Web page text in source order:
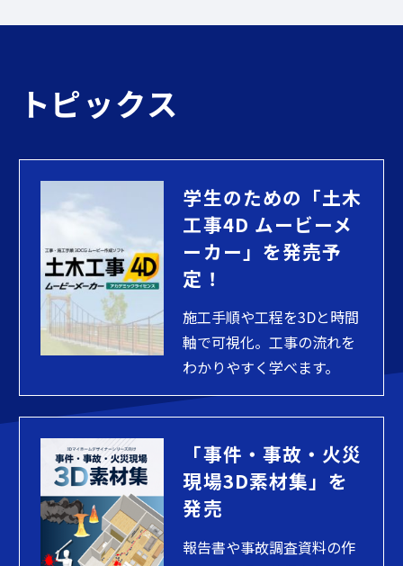
トピックス
学生のための「土木
工事4D ムービーメ
ーカー」を発売予
定！
施工手順や工程を3Dと時間
軸で可視化。工事の流れを
わかりやすく学べます。
「事件・事故・火災
現場3D素材集」を
発売
報告書や事故調査資料の作